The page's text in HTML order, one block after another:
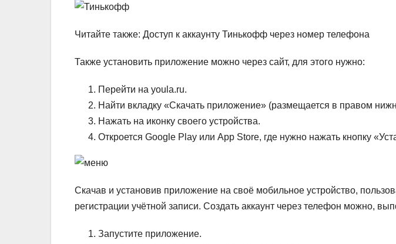
Читайте также: Доступ к аккаунту Тинькофф через номер телефона
Также установить приложение можно через сайт, для этого нужно:
Перейти на youla.ru.
Найти вкладку «Скачать приложение» (размещается в правом
Нажать на иконку своего устройства.
Откроется Google Play или App Store, где нужно нажать кнопку
Скачав и установив приложение на своё мобильное устройство,
регистрации учётной записи. Создать аккаунт через телефон можно,
Запустите приложение.